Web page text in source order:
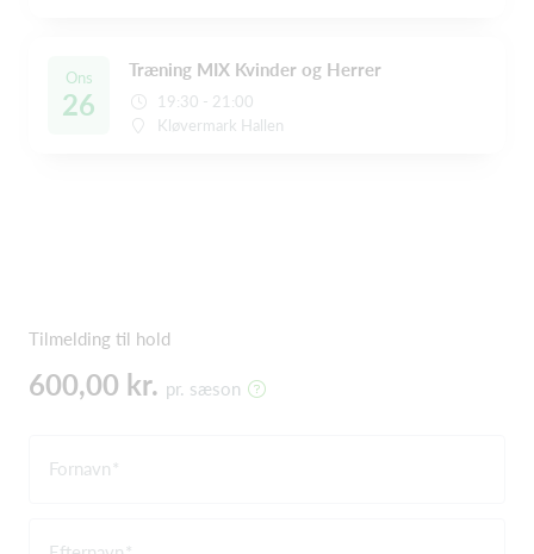
Ons
26
Træning MIX Kvinder og Herrer
19:30 - 21:00
Kløvermark Hallen
Tilmelding til hold
600,00 kr. pr. sæson
Fornavn